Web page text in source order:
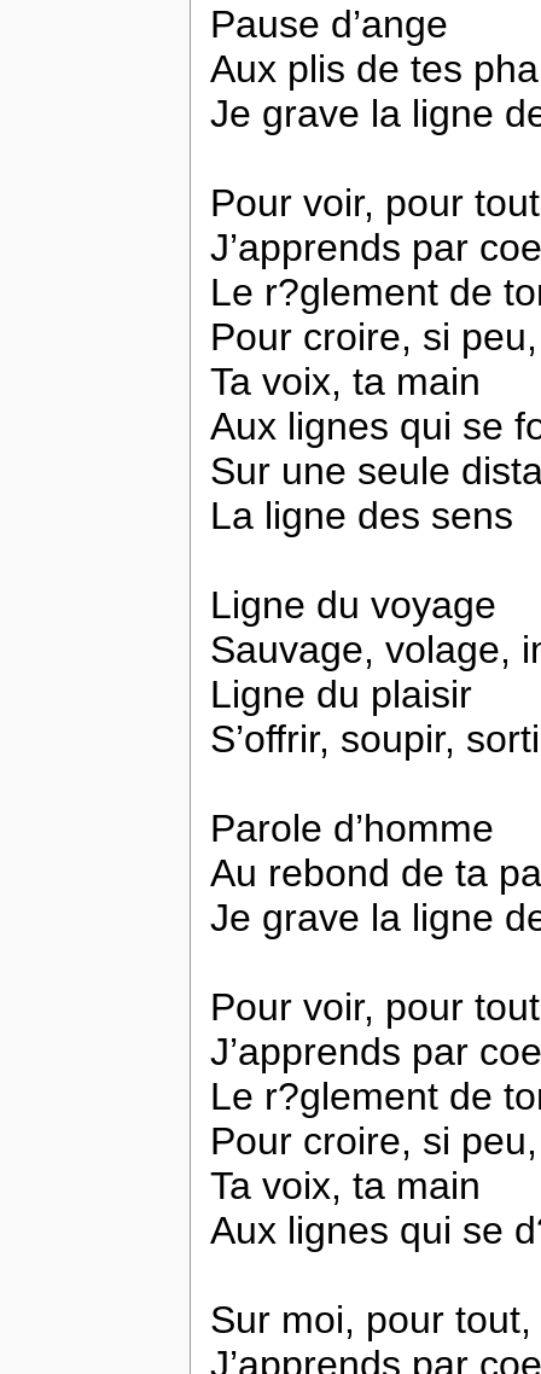
Pause d’ange
Aux plis de tes
Je grave la ligne
Pour voir, pour
J’apprends par
Le r?glement de
Pour croire, si
Ta voix, ta main
Aux lignes qui se
Sur une seule
La ligne des sens
Ligne du voyage
Sauvage, volage,
Ligne du plaisir
S’offrir, soupir,
Parole d’homme
Au rebond de ta
Je grave la ligne
Pour voir, pour
J’apprends par
Le r?glement de
Pour croire, si
Ta voix, ta main
Aux lignes qui se
Sur moi, pour
J’apprends par